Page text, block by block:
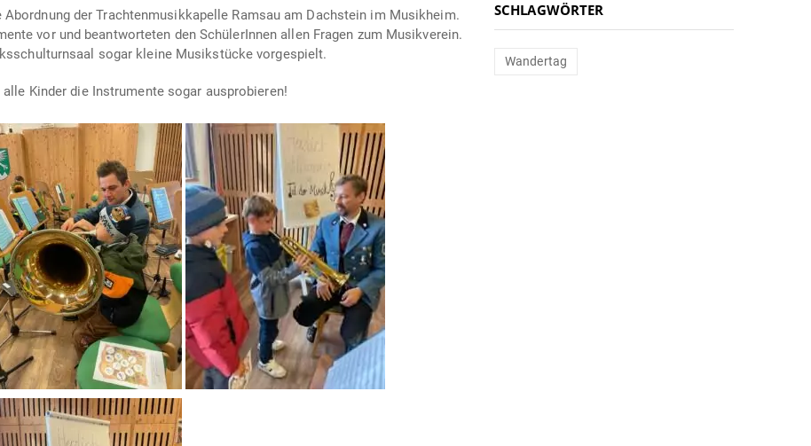
der Trachtenmusikkapelle Ramsau am Dachstein im Musikheim.
vor und beantworteten den SchülerInnen allen Fragen zum Musikverein.
sogar kleine Musikstücke vorgespielt.
Kinder die Instrumente sogar ausprobieren!
SCHLAGWÖRTER
Wandertag